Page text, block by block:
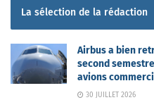
La sélection de la rédaction
Airbus a bien
second
avions
30 JUILLET 2026